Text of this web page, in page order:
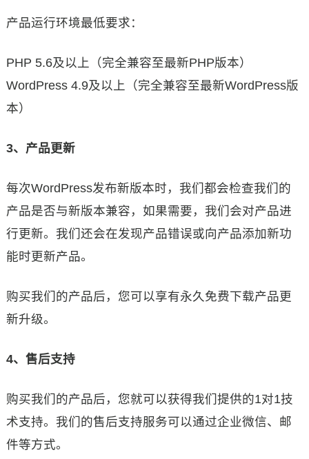
产品运行环境最低要求：
PHP 5.6及以上（完全兼容至最新PHP版本）
WordPress 4.9及以上（完全兼容至最新WordPress版
本）
3、产品更新
每次WordPress发布新版本时，我们都会检查我们的
产品是否与新版本兼容，如果需要，我们会对产品进
行更新。我们还会在发现产品错误或向产品添加新功
能时更新产品。
购买我们的产品后，您可以享有永久免费下载产品更
新升级。
4、售后支持
购买我们的产品后，您就可以获得我们提供的1对1技
术支持。我们的售后支持服务可以通过企业微信、邮
件等方式。